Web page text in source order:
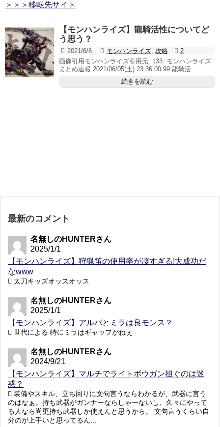
＞＞＞移転先サイト
【モンハンライズ】龍騎活性についてど
う思う？
2021/6/6 モンハンライズ, 攻略
2
画像引用モンハンライズ引用元: 133: モンハンライズ
まとめ速報 2021/06/05(土) 23:36:00.99 龍騎活...
続きを読む
最新のコメント
名無しのHUNTERさん
2025/1/1
【モンハンライズ】狩猟笛の使用率が凄すぎる!大成功だ
なwww
太刀キッズオッスオッス
名無しのHUNTERさん
2025/1/1
【モンハンライズ】アルバとミラは良モンス？
世代による 特にミラはギャップがねぇ
名無しのHUNTERさん
2024/9/21
【モンハンライズ】マルチでライトボウガン担ぐのは迷
惑？
装備やスキル、立ち回りに文句言うならわかるが、武器に言う
のはなぁ。持ち武器がガンナーならしゃーないし、久々にやって
る人なら尚更持ち武器しか使えんと思うから。 文句言うくらい自
分のが上手いと思ってるん...